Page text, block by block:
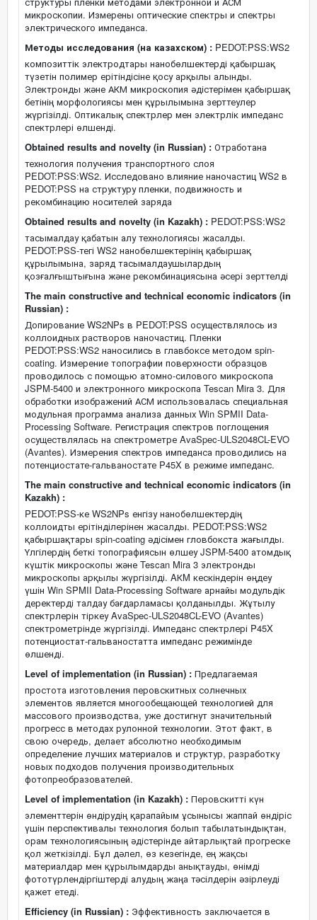
микроскопии. Измерены оптические спектры и спектры
электрического импеданса.
Методы исследования (на казахском) : PEDOT:PSS:WS2
композиттік электродтары нанобөлшектерді қабыршақ
түзетін полимер ерітіндісіне қосу арқылы алынды.
Электронды және АКМ микроскопия әдістерімен қабыршақ
бетінің морфологиясы мен құрылымына зерттеулер
жүргізілді. Оптикалық спектрлер мен электрлік импеданс
спектрлері өлшенді.
Obtained results and novelty (in Russian) : Отработана
технология получения транспортного слоя
PEDOT:PSS:WS2. Исследовано влияние наночастиц WS2 в
PEDOT:PSS на структуру пленки, подвижность и
рекомбинацию носителей заряда
Obtained results and novelty (in Kazakh) : PEDOT:PSS:WS2
тасымалдау қабатын алу технологиясы жасалды.
PEDOT:PSS-тегі WS2 нанобөлшектерінің қабыршақ
құрылымына, заряд тасымалдаушылардың
қозғалғыштығына және рекомбинациясына әсері зерттелді
The main constructive and technical economic indicators (in
Russian) :
Допирование WS2NPs в PEDOT:PSS осуществлялось из
коллоидных растворов наночастиц. Пленки
PEDOT:PSS:WS2 наносились в главбоксе методом spin-
coating. Измерение топографии поверхности образцов
проводилось с помощью атомно-силового микроскопа
JSPM-5400 и электронного микроскопа Tescan Mira 3. Для
обработки изображений АСМ использовалась специальная
модульная программа анализа данных Win SPMII Data-
Processing Software. Регистрация спектров поглощения
осуществлялась на спектрометре AvaSpec-ULS2048CL-EVO
(Avantes). Измерения спектров импеданса проводились на
потенциостате-гальваностате P45X в режиме импеданс.
The main constructive and technical economic indicators (in
Kazakh) :
PEDOT:PSS-ке WS2NPs енгізу нанобөлшектердің
коллоидты ерітінділерінен жасалды. PEDOT:PSS:WS2
қабыршақтары spin-coating әдісімен гловбокста жағылды.
Үлгілердің беткі топографиясын өлшеу JSPM-5400 атомдық
күштік микроскопы және Tescan Mira 3 электронды
микроскопы арқылы жүргізілді. AКM кескіндерін өңдеу
үшін Win SPMII Data-Processing Software арнайы модульдік
деректерді талдау бағдарламасы қолданылды. Жұтылу
спектрлерін тіркеу AvaSpec-ULS2048CL-EVO (Avantes)
спектрометрінде жүргізілді. Импеданс спектрлері P45X
потенциостат-гальваностатта импеданс режимінде
өлшенді.
Level of implementation (in Russian) : Предлагаемая
простота изготовления перовскитных солнечных
элементов является многообещающей технологией для
массового производства, уже достигнут значительный
прогресс в методах рулонной технологии. Этот факт, в
свою очередь, делает абсолютно необходимым
определение лучших материалов и структур, разработку
новых подходов получения производительных
фотопреобразователей.
Level of implementation (in Kazakh) : Перовскитті күн
элементтерін өндірудің қарапайым ұсынысы жаппай өндіріс
үшін перспективалы технология болып табылатындықтан,
орам технологиясының әдістерінде айтарлықтай прогреске
қол жеткізілді. Бұл дәлел, өз кезегінде, ең жақсы
материалдар мен құрылымдарды анықтауды, өнімді
фототүрлендіргіштерді алудың жаңа тәсілдерін әзірлеуді
қажет етеді.
Efficiency (in Russian) : Эффективность заключается в